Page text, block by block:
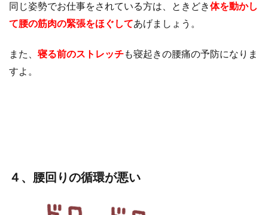
同じ姿勢でお仕事をされている方は、ときどき体を動かし
て腰の筋肉の緊張をほぐしてあげましょう。
また、 寝る前のストレッチも寝起きの腰痛の予防になりま
すよ。
４、腰回りの循環が悪い